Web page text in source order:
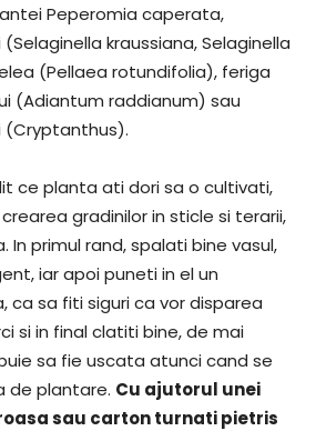
Peperomia caperata,
kraussiana, Selaginella
(Pellaea rotundifolia), feriga
(Adiantum raddianum) sau
ce planta ati dori sa o cultivati,
gradinilor in sticle si terarii,
primul rand, spalati bine vasul,
iar apoi puneti in el un
ca sa fiti siguri ca vor disparea
si in final clatiti bine, de mai
sa fie uscata atunci cand se
de plantare. Cu ajutorul unei
sau carton turnati pietris